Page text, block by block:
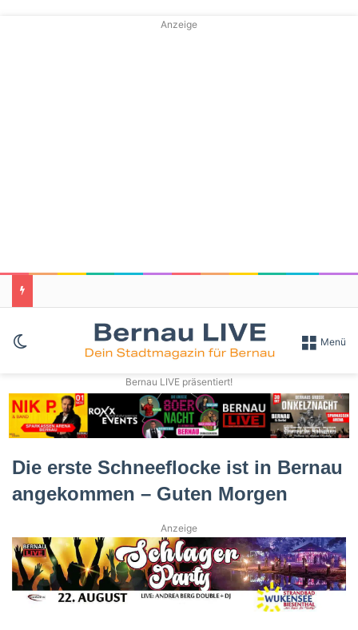
Anzeige
Skin umschalten Menü
Bernau LIVE präsentiert!
Die erste Schneeflocke ist in Bernau
angekommen – Guten Morgen
Anzeige